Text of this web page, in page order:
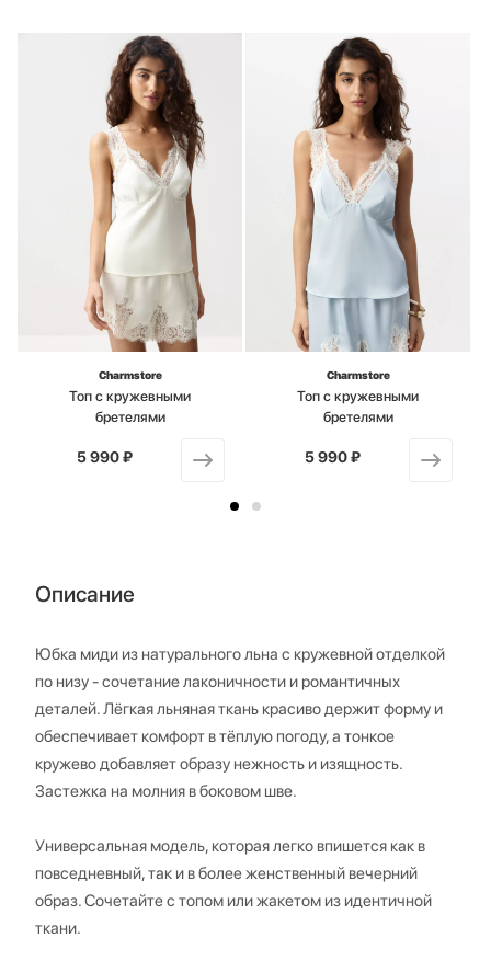
Charmstore
Топ с кружевными
бретелями
от
5 990 ₽
Charmstore
Топ с кружевными
бретелями
от
5 990 ₽
Описание
Юбка миди из натурального льна с кружевной отделкой
по низу - сочетание лаконичности и романтичных
деталей. Лёгкая льняная ткань красиво держит форму и
обеспечивает комфорт в тёплую погоду, а тонкое
кружево добавляет образу нежность и изящность.
Застежка на молния в боковом шве.
Универсальная модель, которая легко впишется как в
повседневный, так и в более женственный вечерний
образ. Сочетайте с топом или жакетом из идентичной
ткани.